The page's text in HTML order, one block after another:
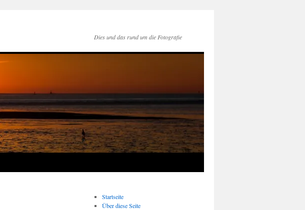
Dies und das rund um die Fotografie
Startseite
Über diese Seite